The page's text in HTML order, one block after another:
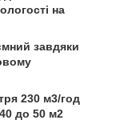
на
завдяки
230 м3/год
до 50 м2